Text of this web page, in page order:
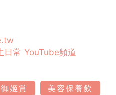
日常 YouTube頻道
御姬賞
美容保養飲